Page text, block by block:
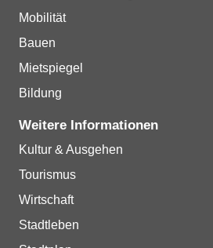
Mobilität
Bauen
Mietspiegel
Bildung
Weitere Informationen
Kultur & Ausgehen
Tourismus
Wirtschaft
Stadtleben